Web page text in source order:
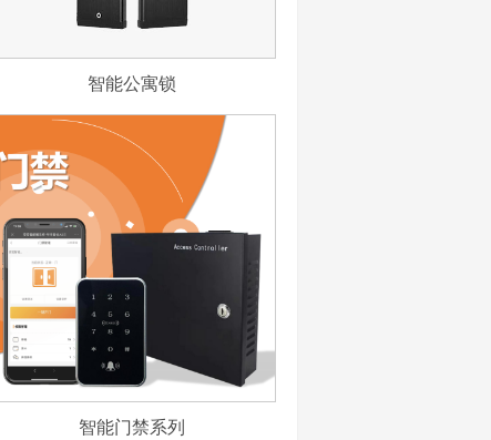
智能公寓锁
智能门禁系列